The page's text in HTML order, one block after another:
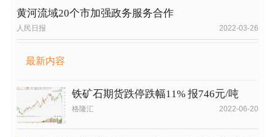
黄河流域20个市加强政务服务合作
人民日报 2022-03-26
最新内容
铁矿石期货跌停跌幅11% 报746元/吨
格隆汇 2022-06-20